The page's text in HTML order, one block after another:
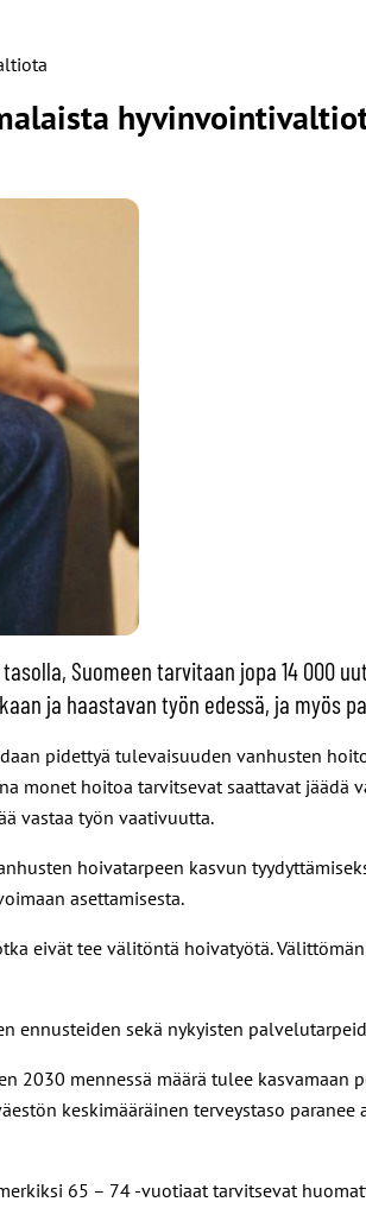
Suomeen tarvitaan jopa 14 000
ja haastavan työn edessä, ja myös
pidettyä tulevaisuuden vanhusten
monet hoitoa tarvitsevat saattavat
vastaa työn vaativuutta.
hoivatarpeen kasvun
asettamisesta.
eivät tee välitöntä hoivatyötä.
ennusteiden sekä nykyisten
mennessä määrä tulee
keskimääräinen terveystaso paranee
65 – 74 -vuotiaat tarvitsevat